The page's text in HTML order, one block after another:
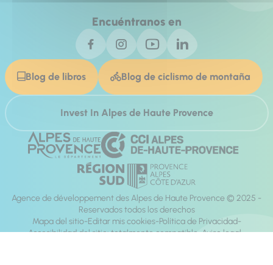
Encuéntranos en
Blog de libros Blog de ciclismo de montaña
Invest In Alpes de Haute Provence
Agence de développement des Alpes de Haute Provence © 2025 -
Reservados todos los derechos
Mapa del sitio Editar mis cookies Política de Privacidad
Accesibilidad del sitio: totalmente compatible Aviso legal